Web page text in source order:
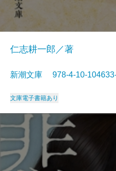
仁志耕一郎／著
新潮文庫 978-4-10-
文庫電子書籍あり